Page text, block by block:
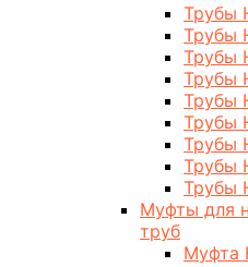
Трубы
Трубы
Трубы
Трубы
Трубы
Трубы
Трубы
Трубы
Трубы
Муфты для
труб
Муфта